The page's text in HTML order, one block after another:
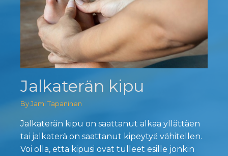
Jalkaterän kipu
By Jami Tapaninen
Jalkaterän kipu on saattanut alkaa yllättäen
tai jalkaterä on saattanut kipeytyä vähitellen.
Voi olla, että kipusi ovat tulleet esille jonkin